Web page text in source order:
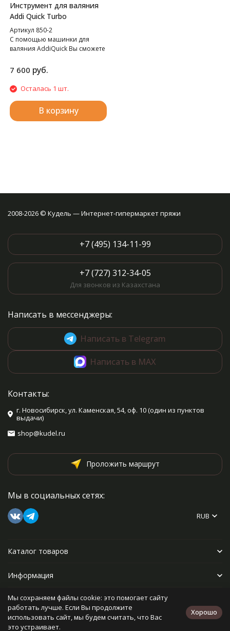
Инструмент для валяния
Addi Quick Turbo
Артикул 850-2
С помощью машинки для
валяния AddiQuick Вы сможете
7 600 руб.
Осталась 1 шт.
В корзину
2008-2026 © Кудель — Интернет-гипермаркет пряжи
+7 (495) 134-11-99
+7 (727) 312-34-05
Для звонков из Казахстана
Написать в мессенджеры:
Написать в Telegram
Написать в MAX
Контакты:
г. Новосибирск, ул. Каменская, 54, оф. 10 (один из пунктов
выдачи)
shop@kudel.ru
Проложить маршрут
Мы в социальных сетях:
RUB
Каталог товаров
Информация
Прочее
Мы сохраняем файлы cookie: это помогает сайту
работать лучше. Если Вы продолжите
использовать сайт, мы будем считать, что Вас
это устраивает.
Хорошо